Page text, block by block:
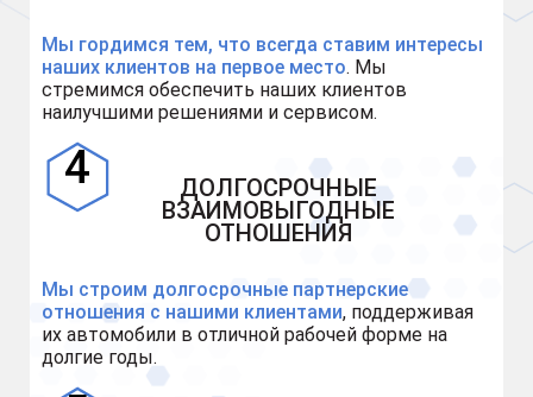
Мы гордимся тем, что всегда ставим интересы
наших клиентов на первое место. Мы
стремимся обеспечить наших клиентов
наилучшими решениями и сервисом.
ДОЛГОСРОЧНЫЕ
ВЗАИМОВЫГОДНЫЕ
ОТНОШЕНИЯ
Мы строим долгосрочные партнерские
отношения с нашими клиентами, поддерживая
их автомобили в отличной рабочей форме на
долгие годы.